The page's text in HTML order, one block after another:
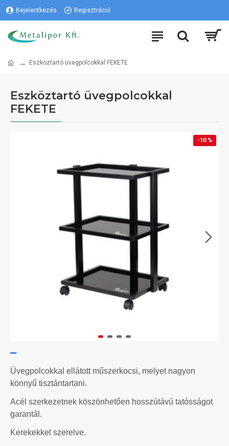
Bejelentkezés Regisztráció
Eszköztartó üvegpolcokkal FEKETE
Eszköztartó üvegpolcokkal
FEKETE
-10 %
Üvegpolcokkal ellátott műszerkocsi, melyet nagyon
könnyű tisztántartani.
Acél szerkezetnek köszönhetően hosszútávú tatósságot
garantál.
Kerekekkel szerelve.